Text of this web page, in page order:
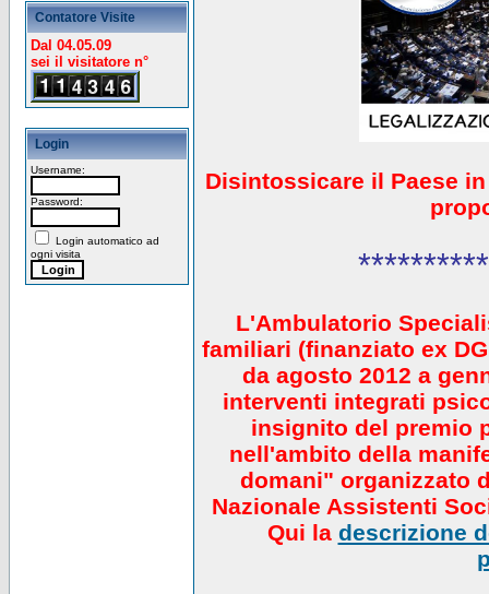
Contatore Visite
Dal 04.05.09
sei il visitatore n°
Login
Username:
Password:
Login automatico ad
ogni visita
Disintossicare il Paese
L'Ambulatorio
familiari (finanziato ex
da agosto 2012 a
interventi integrati
insignito del premio
nell'ambito della
domani" organizzato
Nazionale Assistenti
Qui la descrizione